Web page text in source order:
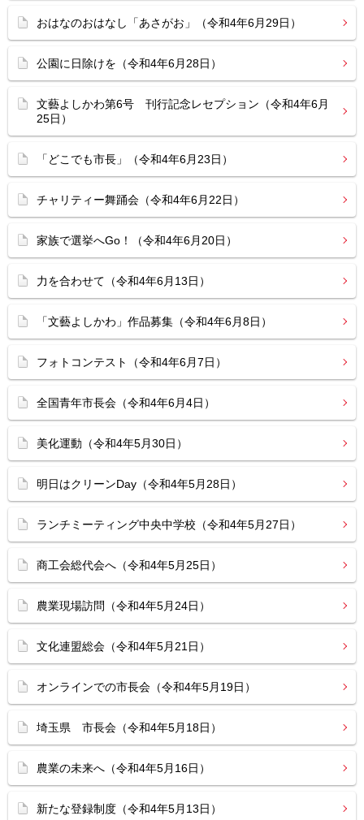
おはなのおはなし「あさがお」（令和4年6月29日）
公園に日除けを（令和4年6月28日）
文藝よしかわ第6号 刊行記念レセプション（令和4年6月
25日）
「どこでも市長」（令和4年6月23日）
チャリティー舞踊会（令和4年6月22日）
家族で選挙へGo！（令和4年6月20日）
力を合わせて（令和4年6月13日）
「文藝よしかわ」作品募集（令和4年6月8日）
フォトコンテスト（令和4年6月7日）
全国青年市長会（令和4年6月4日）
美化運動（令和4年5月30日）
明日はクリーンDay（令和4年5月28日）
ランチミーティング中央中学校（令和4年5月27日）
商工会総代会へ（令和4年5月25日）
農業現場訪問（令和4年5月24日）
文化連盟総会（令和4年5月21日）
オンラインでの市長会（令和4年5月19日）
埼玉県 市長会（令和4年5月18日）
農業の未来へ（令和4年5月16日）
新たな登録制度（令和4年5月13日）